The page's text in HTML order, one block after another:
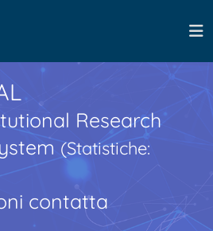
Research
(Statistiche:
contatta